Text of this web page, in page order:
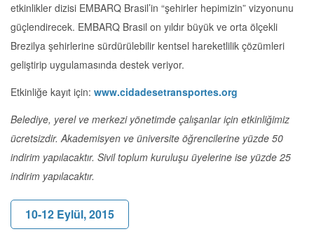
etkinlikler dizisi EMBARQ Brasil’in “şehirler hepimizin” vizyonunu
güçlendirecek. EMBARQ Brasil on yıldır büyük ve orta ölçekli
Brezilya şehirlerine sürdürülebilir kentsel hareketlilik çözümleri
geliştirip uygulamasında destek veriyor.
Etkinliğe kayıt için: www.cidadesetransportes.org
Belediye, yerel ve merkezi yönetimde çalışanlar için etkinliğimiz
ücretsizdir. Akademisyen ve üniversite öğrencilerine yüzde 50
indirim yapılacaktır. Sivil toplum kuruluşu üyelerine ise yüzde 25
indirim yapılacaktır.
10-12 Eylül, 2015